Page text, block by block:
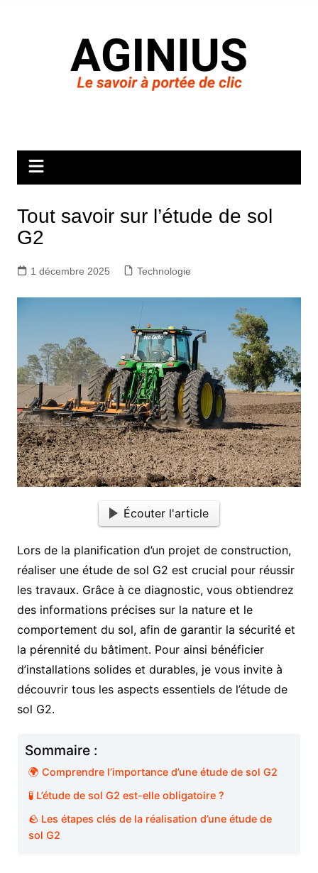
Tout savoir sur l’étude de sol
G2
1 décembre 2025 Technologie
Écouter l'article
Lors de la planification d’un projet de construction,
réaliser une étude de sol G2 est crucial pour réussir
les travaux. Grâce à ce diagnostic, vous obtiendrez
des informations précises sur la nature et le
comportement du sol, afin de garantir la sécurité et
la pérennité du bâtiment. Pour ainsi bénéficier
d’installations solides et durables, je vous invite à
découvrir tous les aspects essentiels de l’étude de
sol G2.
Sommaire :
🌍 Comprendre l’importance d’une étude de sol G2
🧪 L’étude de sol G2 est-elle obligatoire ?
🪨 Les étapes clés de la réalisation d’une étude de
sol G2